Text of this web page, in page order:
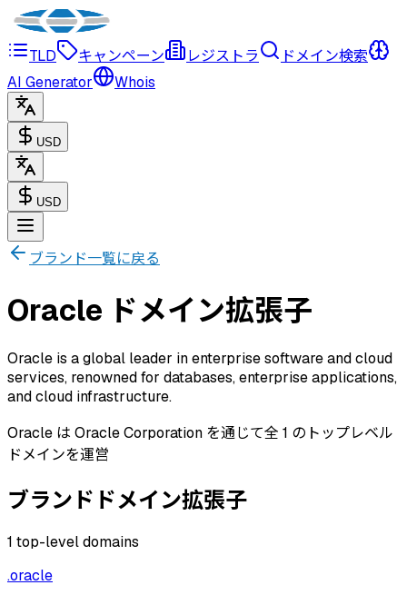
TLD キャンペーン レジストラ
ドメイン検索
AI Generator
Whois
USD
USD
ブランド一覧に戻る
Oracle ドメイン拡張子
Oracle is a global leader in enterprise software and cloud
services, renowned for databases, enterprise applications,
and cloud infrastructure.
Oracle は Oracle Corporation を通じて全 1 のトップレベル
ドメインを運営
ブランドドメイン拡張子
1 top-level domains
.oracle